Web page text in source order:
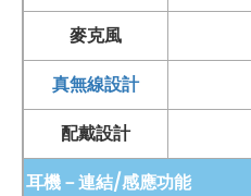
智慧助理與功能：
整合Google語音助理
支援即時翻譯等功能
續航與充電：
單耳機可連續 11 小時播
麥克風
真無線設計
配戴設計
耳機－連結/感應功能